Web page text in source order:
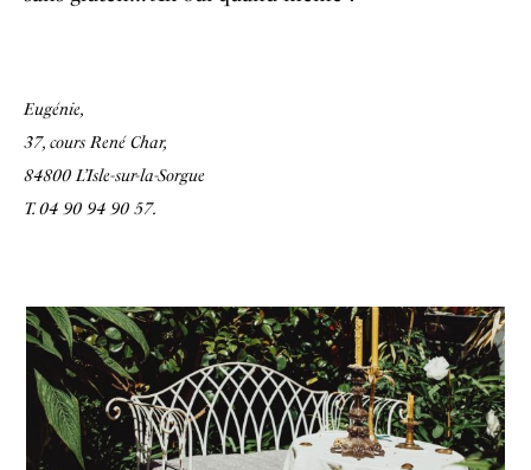
Eugénie,
37, cours René Char,
84800 L’Isle-sur-la-Sorgue
T.04 90 94 90 57.